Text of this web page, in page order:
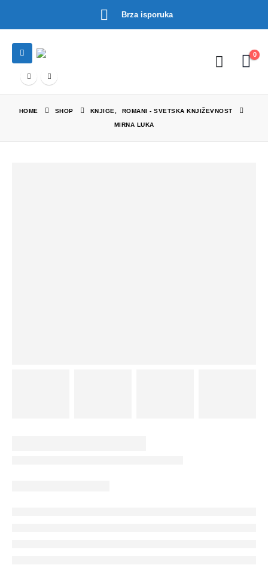
Brza isporuka
0
HOME SHOP KNJIGE ROMANI - SVETSKA KNJIŽEVNOST
MIRNA LUKA